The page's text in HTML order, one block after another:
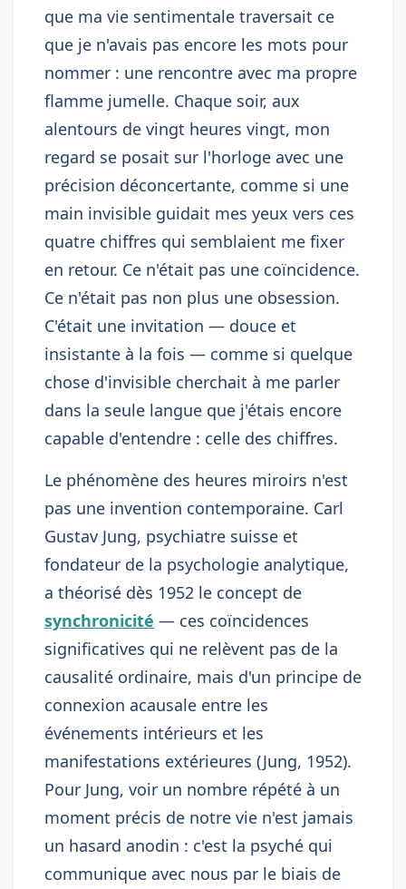
que ma vie sentimentale traversait ce
que je n'avais pas encore les mots pour
nommer : une rencontre avec ma propre
flamme jumelle. Chaque soir, aux
alentours de vingt heures vingt, mon
regard se posait sur l'horloge avec une
précision déconcertante, comme si une
main invisible guidait mes yeux vers ces
quatre chiffres qui semblaient me fixer
en retour. Ce n'était pas une coïncidence.
Ce n'était pas non plus une obsession.
C'était une invitation — douce et
insistante à la fois — comme si quelque
chose d'invisible cherchait à me parler
dans la seule langue que j'étais encore
capable d'entendre : celle des chiffres.
Le phénomène des heures miroirs n'est
pas une invention contemporaine. Carl
Gustav Jung, psychiatre suisse et
fondateur de la psychologie analytique,
a théorisé dès 1952 le concept de
synchronicité — ces coïncidences
significatives qui ne relèvent pas de la
causalité ordinaire, mais d'un principe de
connexion acausale entre les
événements intérieurs et les
manifestations extérieures (Jung, 1952).
Pour Jung, voir un nombre répété à un
moment précis de notre vie n'est jamais
un hasard anodin : c'est la psyché qui
communique avec nous par le biais de